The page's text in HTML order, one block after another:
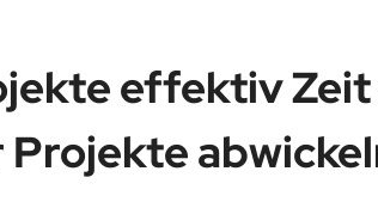
effektiv Zeit